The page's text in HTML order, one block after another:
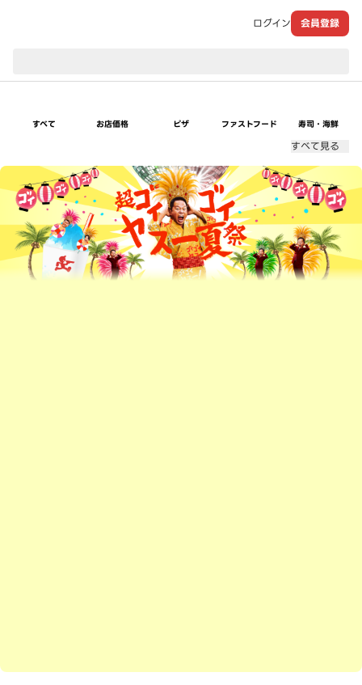
ログイン 会員登録
すべて お店価格 ピザ ファストフード 寿司・海鮮
すべて見る
超ゴイゴイヤスー夏祭